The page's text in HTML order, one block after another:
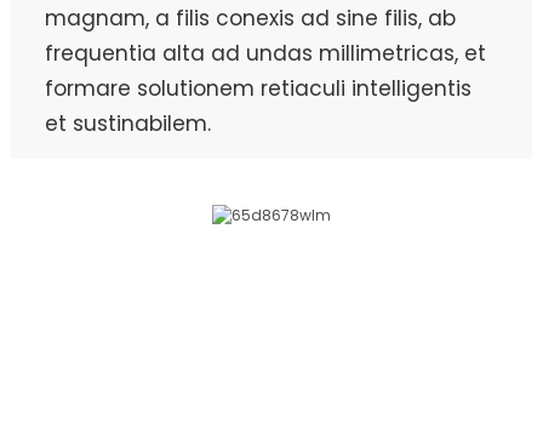
magnam, a filis conexis ad sine filis, ab
frequentia alta ad undas millimetricas, et
formare solutionem retiaculi intelligentis
et sustinabilem.